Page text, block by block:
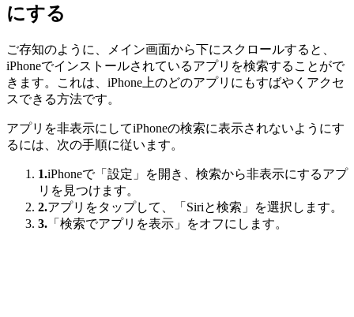
にする
ご存知のように、メイン画面から下にスクロールすると、
iPhoneでインストールされているアプリを検索することがで
きます。これは、iPhone上のどのアプリにもすばやくアクセ
スできる方法です。
アプリを非表示にしてiPhoneの検索に表示されないようにす
るには、次の手順に従います。
1.iPhoneで「設定」を開き、検索から非表示にするアプ
リを見つけます。
2.アプリをタップして、「Siriと検索」を選択します。
3. 「検索でアプリを表示」をオフにします。